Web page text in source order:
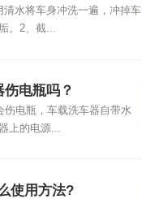
清水将车身冲洗一遍，冲掉车
。2、截...
电瓶吗？
伤电瓶，车载洗车器自带水
上的电源...
使用方法?